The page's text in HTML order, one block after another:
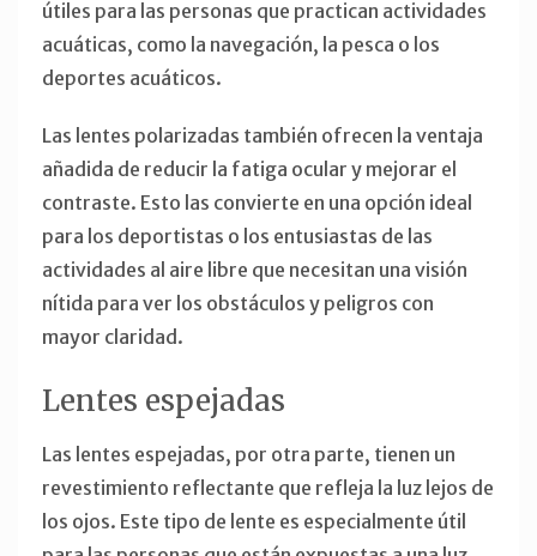
útiles para las personas que practican actividades
acuáticas, como la navegación, la pesca o los
deportes acuáticos.
Las lentes polarizadas también ofrecen la ventaja
añadida de reducir la fatiga ocular y mejorar el
contraste. Esto las convierte en una opción ideal
para los deportistas o los entusiastas de las
actividades al aire libre que necesitan una visión
nítida para ver los obstáculos y peligros con
mayor claridad.
Lentes espejadas
Las lentes espejadas, por otra parte, tienen un
revestimiento reflectante que refleja la luz lejos de
los ojos. Este tipo de lente es especialmente útil